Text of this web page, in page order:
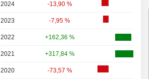
2024 -13,90 %
2023 -7,95 %
2022 +162,36 %
2021 +317,84 %
2020 -73,57 %